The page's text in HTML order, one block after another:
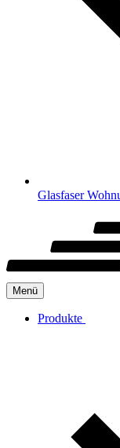
Glasfaser
Menü
Produkte